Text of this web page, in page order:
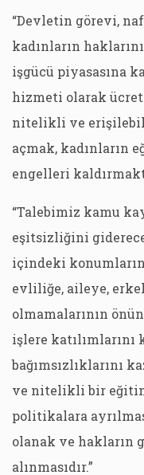
“Devletin görevi,
kadınların
işgücü piyasasına
hizmeti olarak
nitelikli ve
açmak, kadınların
engelleri
“Talebimiz kamu
eşitsizliğini
içindeki
evliliğe, aileye,
olmamalarının
işlere
bağımsızlıklarını
ve nitelikli bir
politikalara
olanak ve
alınmasıdır.”